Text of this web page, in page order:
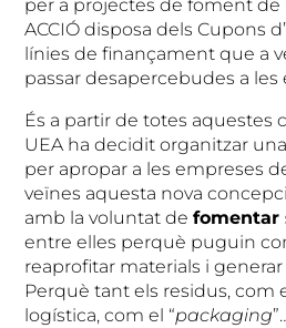
per a projectes de foment de
ACCIÓ disposa dels Cupons
línies de finançament que a
passar desapercebudes a les
És a partir de totes aquestes
UEA ha decidit organitzar
per apropar a les empreses
veïnes aquesta nova
amb la voluntat defomentar
entre elles perquè puguin
reaprofitar materials i
Perquè tant els residus, com
logística, com el “packaging